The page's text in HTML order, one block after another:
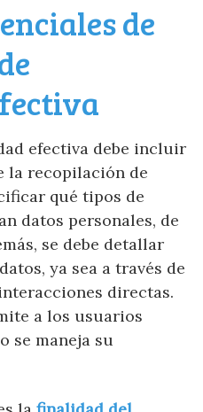
de
efectiva debe incluir
la recopilación de
qué tipos de
datos personales, de
se debe detallar
ya sea a través de
directas.
a los usuarios
se maneja su